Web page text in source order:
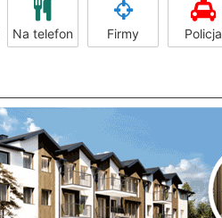
Na telefon Firmy Policja